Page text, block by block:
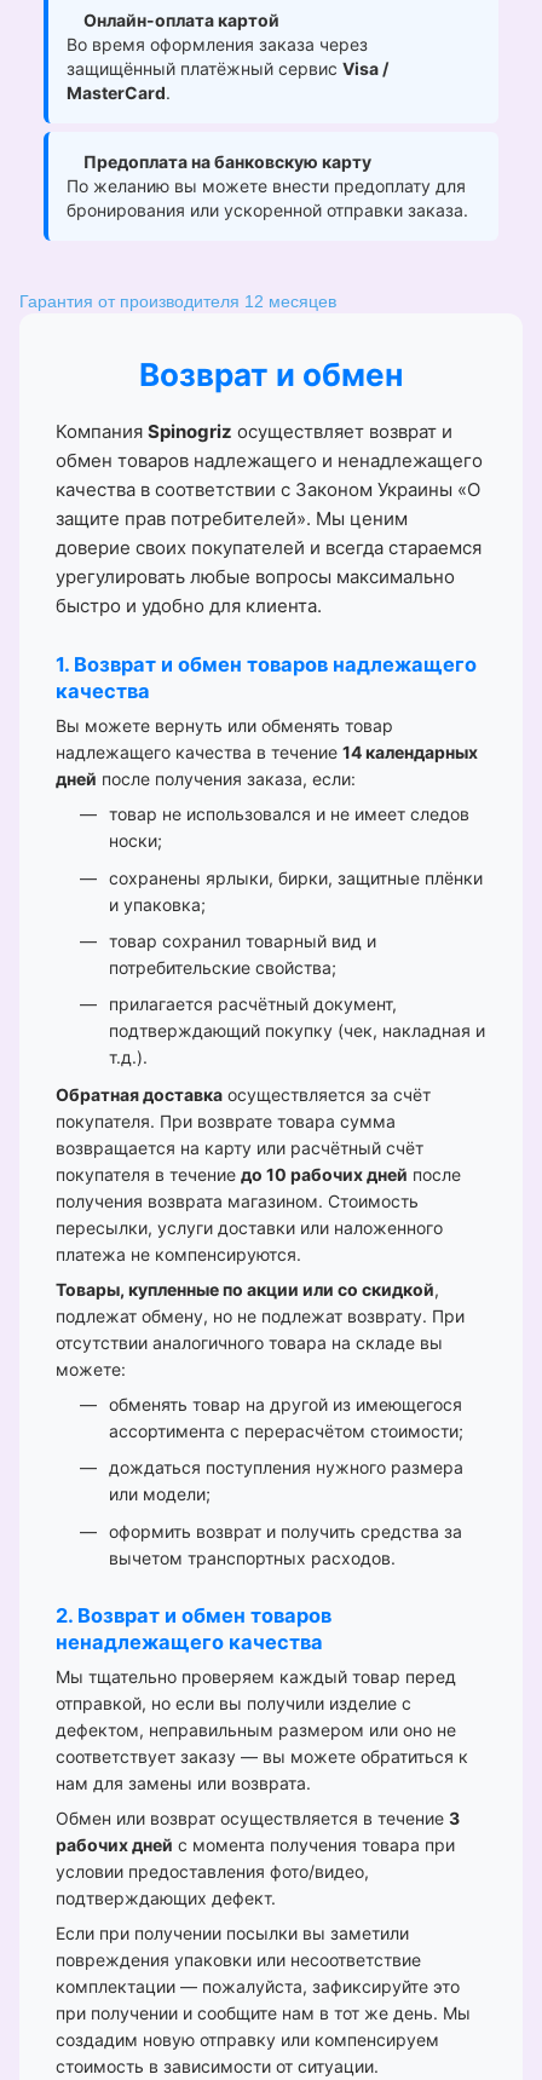
Онлайн-оплата картой
Во время оформления заказа через
защищённый платёжный сервис Visa /
MasterCard.
Предоплата на банковскую карту
По желанию вы можете внести предоплату для
бронирования или ускоренной отправки заказа.
Гарантия от производителя 12 месяцев
Возврат и обмен
Компания Spinogriz осуществляет возврат и
обмен товаров надлежащего и ненадлежащего
качества в соответствии с Законом Украины «О
защите прав потребителей». Мы ценим
доверие своих покупателей и всегда стараемся
урегулировать любые вопросы максимально
быстро и удобно для клиента.
1. Возврат и обмен товаров надлежащего
качества
Вы можете вернуть или обменять товар
надлежащего качества в течение 14 календарных
дней после получения заказа, если:
товар не использовался и не имеет следов
носки;
сохранены ярлыки, бирки, защитные плёнки
и упаковка;
товар сохранил товарный вид и
потребительские свойства;
прилагается расчётный документ,
подтверждающий покупку (чек, накладная и
т.д.).
Обратная доставка осуществляется за счёт
покупателя. При возврате товара сумма
возвращается на карту или расчётный счёт
покупателя в течение до 10 рабочих дней после
получения возврата магазином. Стоимость
пересылки, услуги доставки или наложенного
платежа не компенсируются.
Товары, купленные по акции или со скидкой,
подлежат обмену, но не подлежат возврату. При
отсутствии аналогичного товара на складе вы
можете:
обменять товар на другой из имеющегося
ассортимента с перерасчётом стоимости;
дождаться поступления нужного размера
или модели;
оформить возврат и получить средства за
вычетом транспортных расходов.
2. Возврат и обмен товаров
ненадлежащего качества
Мы тщательно проверяем каждый товар перед
отправкой, но если вы получили изделие с
дефектом, неправильным размером или оно не
соответствует заказу — вы можете обратиться к
нам для замены или возврата.
Обмен или возврат осуществляется в течение 3
рабочих дней с момента получения товара при
условии предоставления фото/видео,
подтверждающих дефект.
Если при получении посылки вы заметили
повреждения упаковки или несоответствие
комплектации — пожалуйста, зафиксируйте это
при получении и сообщите нам в тот же день. Мы
создадим новую отправку или компенсируем
стоимость в зависимости от ситуации.